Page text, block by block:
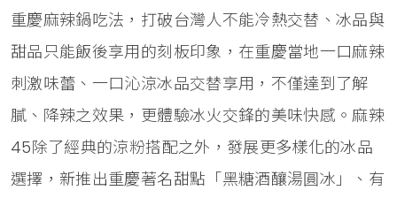
重慶麻辣鍋吃法，打破台灣人不能冷熱交替、冰品與
甜品只能飯後享用的刻板印象，在重慶當地一口麻辣
刺激味蕾、一口沁涼冰品交替享用，不僅達到了解
膩、降辣之效果，更體驗冰火交鋒的美味快感。麻辣
45除了經典的涼粉搭配之外，發展更多樣化的冰品
選擇，新推出重慶著名甜點「黑糖酒釀湯圓冰」、有